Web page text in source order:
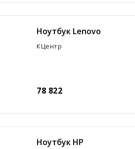
Ноутбук Lenovo
КЦентр
78 822
Ноутбук HP